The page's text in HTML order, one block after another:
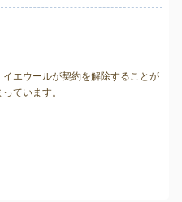
エウールが契約を解除することが
ています。